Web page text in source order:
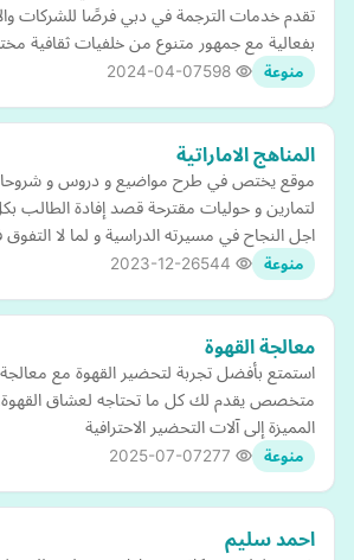
تقدم خدمات الترجمة في دبي فرصًا للشركات
بفعالية مع جمهور متنوع من خلفيات ثقافية
منوعة 2024-04-07
المناهج الاماراتية
موقع يختص في طرح مواضيع و دروس و
لتمارين و حوليات مقترحة قصد إفادة الطالب
اجل النجاح في مسيرته الدراسية و لما لا التفوق
منوعة 2023-12-26
معالجة القهوة
استمتع بأفضل تجربة لتحضير القهوة مع معالجة
متخصص يقدم لك كل ما تحتاجه لعشاق
المميزة إلى آلات التحضير الاحترافية
منوعة 2025-07-07
احمد سليم